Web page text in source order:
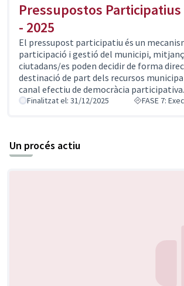
Pressupostos
- 2025
El pressupost participatiu és un
participació i gestió del municipi,
ciutadans/es poden decidir de forma
destinació de part dels recursos
canal efectiu de democràcia participativa.
Finalitzat el: 31/12/2025 FASE 7:
Un procés actiu